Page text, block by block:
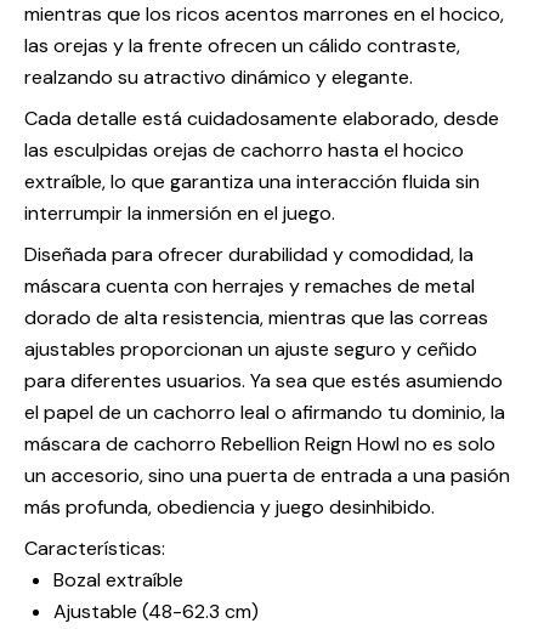
mientras que los ricos acentos marrones en el hocico,
las orejas y la frente ofrecen un cálido contraste,
realzando su atractivo dinámico y elegante.
Cada detalle está cuidadosamente elaborado, desde
las esculpidas orejas de cachorro hasta el hocico
extraíble, lo que garantiza una interacción fluida sin
interrumpir la inmersión en el juego.
Diseñada para ofrecer durabilidad y comodidad, la
máscara cuenta con herrajes y remaches de metal
dorado de alta resistencia, mientras que las correas
ajustables proporcionan un ajuste seguro y ceñido
para diferentes usuarios. Ya sea que estés asumiendo
el papel de un cachorro leal o afirmando tu dominio, la
máscara de cachorro Rebellion Reign Howl no es solo
un accesorio, sino una puerta de entrada a una pasión
más profunda, obediencia y juego desinhibido.
Características:
Bozal extraíble
Ajustable (48-62.3 cm)